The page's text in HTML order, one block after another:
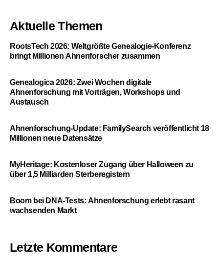
Aktuelle Themen
RootsTech 2026: Weltgrößte Genealogie-Konferenz
bringt Millionen Ahnenforscher zusammen
Genealogica 2026: Zwei Wochen digitale
Ahnenforschung mit Vorträgen, Workshops und
Austausch
Ahnenforschung-Update: FamilySearch veröffentlicht 18
Millionen neue Datensätze
MyHeritage: Kostenloser Zugang über Halloween zu
über 1,5 Milliarden Sterberegistern
Boom bei DNA-Tests: Ahnenforschung erlebt rasant
wachsenden Markt
Letzte Kommentare